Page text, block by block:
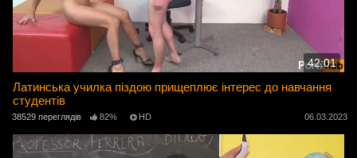
42:01
Латинська училка піздою прищеплює інтерес до навчання
студентів
38529 переглядів 82% HD 06.03.2023